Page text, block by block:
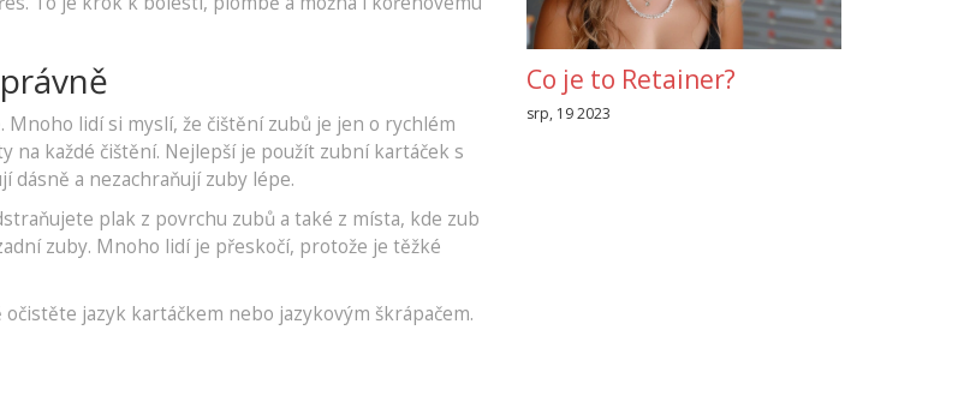
lidí si myslí, že čištění zubů je jen o rychlém
každé čištění. Nejlepší je použít zubní kartáček s
dásně a nezachraňují zuby lépe.
plak z povrchu zubů a také z místa, kde zub
zuby. Mnoho lidí je přeskočí, protože je těžké
jazyk kartáčkem nebo jazykovým škrápačem.
Co je to Retainer?
srp, 19 2023